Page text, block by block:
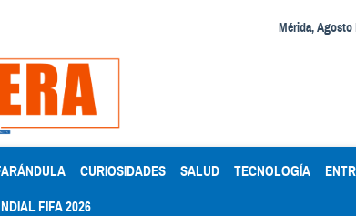
Mérida, Agosto
CURIOSIDADES SALUD TECNOLOGÍA
FIFA 2026